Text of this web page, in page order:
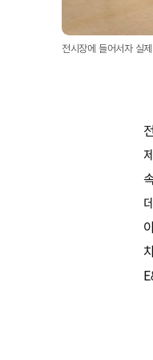
전시장에 들어서자 실